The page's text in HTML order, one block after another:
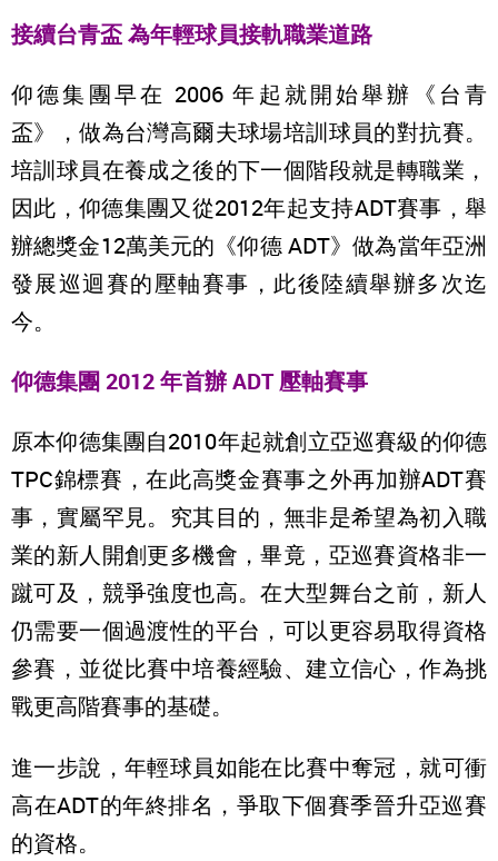
接續台青盃 為年輕球員接軌職業道路
仰德集團早在 2006 年起就開始舉辦《台青
盃》，做為台灣高爾夫球場培訓球員的對抗賽。
培訓球員在養成之後的下一個階段就是轉職業，
因此，仰德集團又從2012年起支持ADT賽事，舉
辦總獎金12萬美元的《仰德 ADT》做為當年亞洲
發展巡迴賽的壓軸賽事，此後陸續舉辦多次迄
今。
仰德集團 2012 年首辦 ADT 壓軸賽事
原本仰德集團自2010年起就創立亞巡賽級的仰德
TPC錦標賽，在此高獎金賽事之外再加辦ADT賽
事，實屬罕見。究其目的，無非是希望為初入職
業的新人開創更多機會，畢竟，亞巡賽資格非一
蹴可及，競爭強度也高。在大型舞台之前，新人
仍需要一個過渡性的平台，可以更容易取得資格
參賽，並從比賽中培養經驗、建立信心，作為挑
戰更高階賽事的基礎。
進一步說，年輕球員如能在比賽中奪冠，就可衝
高在ADT的年終排名，爭取下個賽季晉升亞巡賽
的資格。